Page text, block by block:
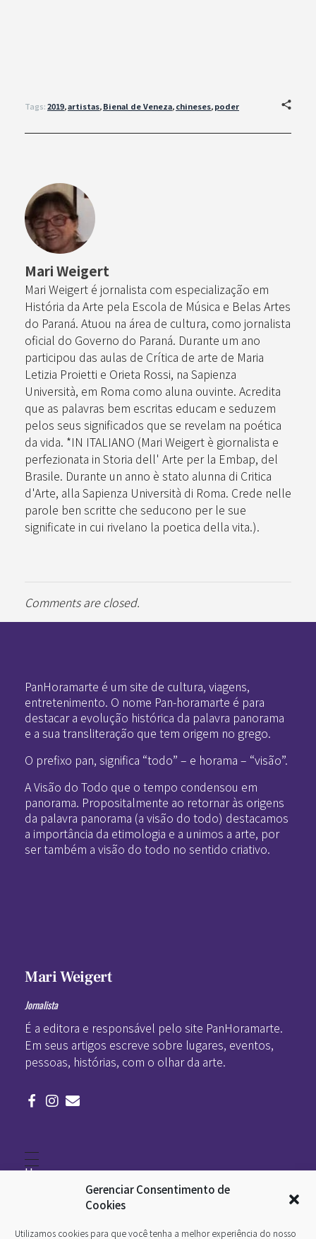
Gerenciar Consentimento de
Cookies
Utilizamos cookies para que você tenha a melhor experiência do nosso
Tags:2019,artistas,Bienal de Veneza,chineses,poder
Mari Weigert
Mari Weigert é jornalista com especialização em
História da Arte pela Escola de Música e Belas Artes
do Paraná. Atuou na área de cultura, como jornalista
oficial do Governo do Paraná. Durante um ano
participou das aulas de Crítica de arte de Maria
Letizia Proietti e Orieta Rossi, na Sapienza
Università, em Roma como aluna ouvinte. Acredita
que as palavras bem escritas educam e seduzem
pelos seus significados que se revelam na poética
da vida. *IN ITALIANO (Mari Weigert è giornalista e
perfezionata in Storia dell' Arte per la Embap, del
Brasile. Durante un anno è stato alunna di Critica
d'Arte, alla Sapienza Università di Roma. Crede nelle
parole ben scritte che seducono per le sue
significate in cui rivelano la poetica della vita.).
Comments are closed.
PanHoramarte é um site de cultura, viagens,
entretenimento. O nome Pan-horamarte é para
destacar a evolução histórica da palavra panorama
e a sua transliteração que tem origem no grego.
O prefixo pan, significa “todo” – e horama – “visão”.
A Visão do Todo que o tempo condensou em
panorama. Propositalmente ao retornar às origens
da palavra panorama (a visão do todo) destacamos
a importância da etimologia e a unimos a arte, por
ser também a visão do todo no sentido criativo.
Mari Weigert
Jornalista
É a editora e responsável pelo site PanHoramarte.
Em seus artigos escreve sobre lugares, eventos,
pessoas, histórias, com o olhar da arte.
Home
Arte